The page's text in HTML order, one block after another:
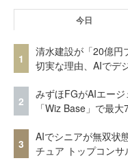
今日
1
清水建設が「20億円
切実な理由、AIでデ
2
みずほFGがAIエー
「Wiz Base」で最
3
AIでシニアが無双状
チュア トップコンサ